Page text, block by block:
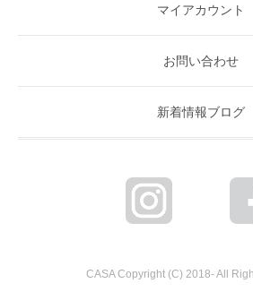
マイアカウント
お問い合わせ
新着情報ブログ
CASA Copyright (C) 2018- All